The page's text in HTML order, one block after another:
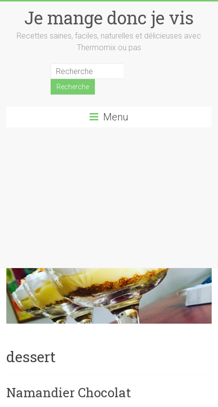
contentJe mange donc je vis
Recettes saines, faciles, naturelles et délicieuses avec
Thermomix ou pas
Menu
dessert
Namandier Chocolat